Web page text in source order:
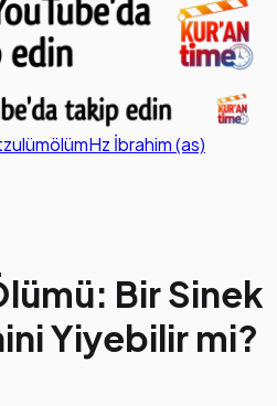
zulümölümHz İbrahim (as)
Bir Sinek
Yiyebilir mi?